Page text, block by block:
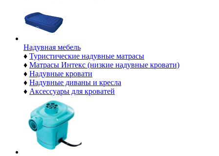
Надувная мебель
♦ Туристические надувные матрасы
♦ Матрасы Интекс (низкие надувные кровати)
♦ Надувные кровати
♦ Надувные диваны и кресла
♦ Аксессуары для кроватей